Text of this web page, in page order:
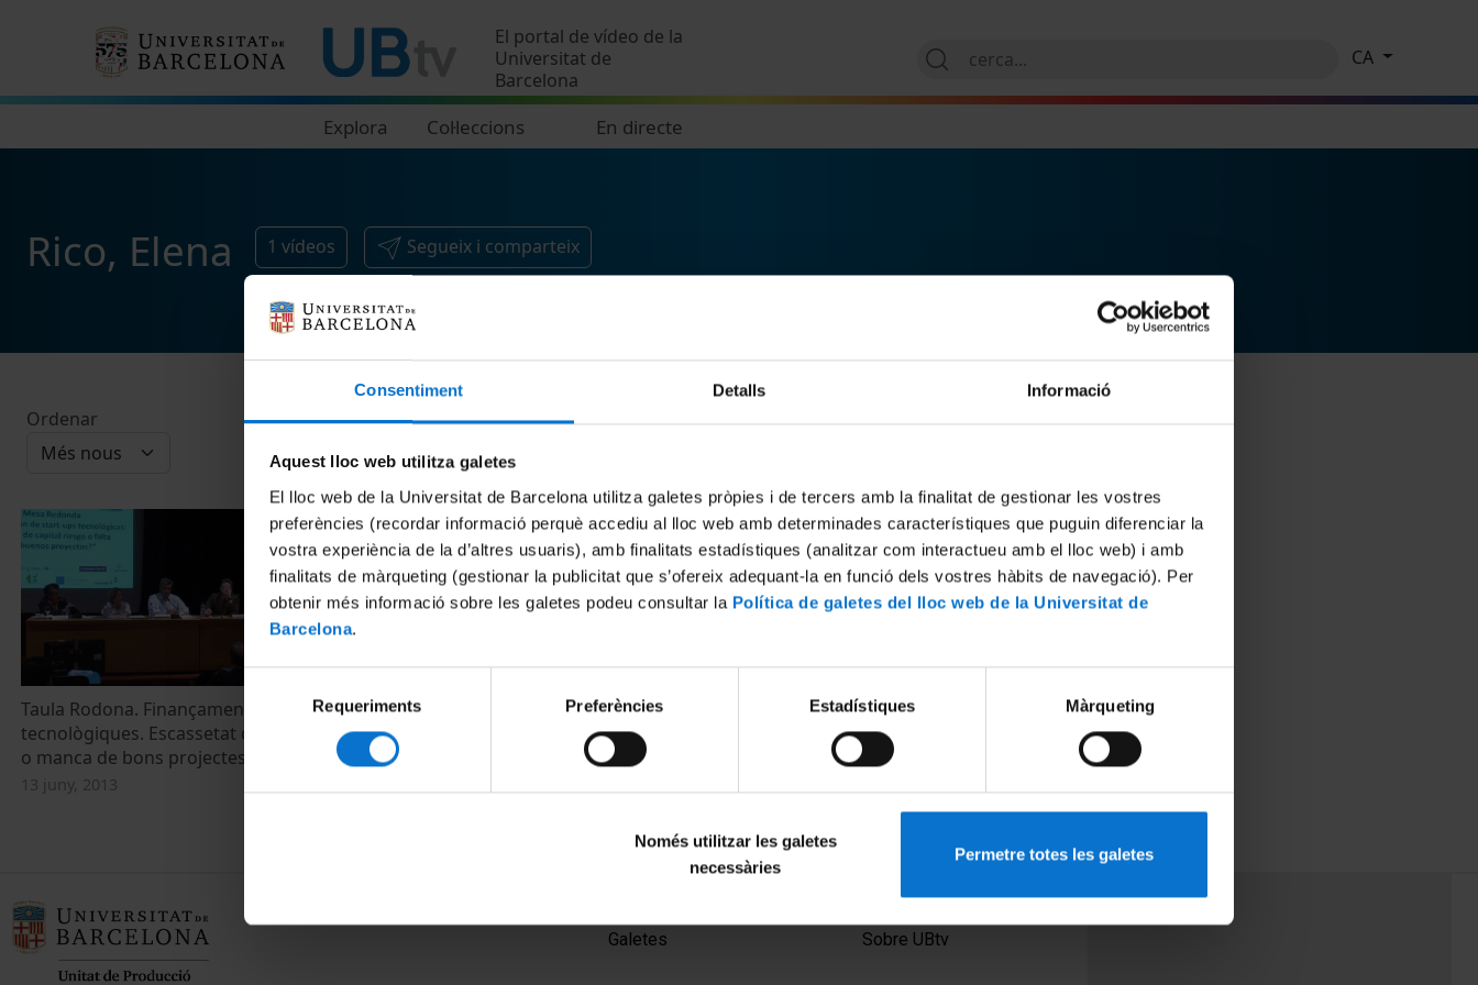
Consentiment Detalls Informació
Aquest lloc web utilitza galetes
El lloc web de la Universitat de Barcelona utilitza galetes pròpies i de tercers amb la finalitat de gestionar les vostres
preferències (recordar informació perquè accediu al lloc web amb determinades característiques que puguin diferenciar la
vostra experiència de la d’altres usuaris), amb finalitats estadístiques (analitzar com interactueu amb el lloc web) i amb
finalitats de màrqueting (gestionar la publicitat que s’ofereix adequant-la en funció dels vostres hàbits de navegació). Per
obtenir més informació sobre les galetes podeu consultar la Política de galetes del lloc web de la Universitat de
Barcelona.
consentiment
Requeriments Preferències Estadístiques Màrqueting
Només utilitzar les galetes
necessàries
Permetre totes les galetes
El portal de vídeo de la
Universitat de
Barcelona
Explora Col·leccions En directe
CA
Rico, Elena 1 vídeos Segueix i comparteix
Ordenar
Taula Rodona. Finançaments de star-ups
tecnològiques. Escassetat de capital risc
o manca de bons projectes?
13 juny, 2013
Galetes
PEU 2
Sobre UBtv
PEU 3